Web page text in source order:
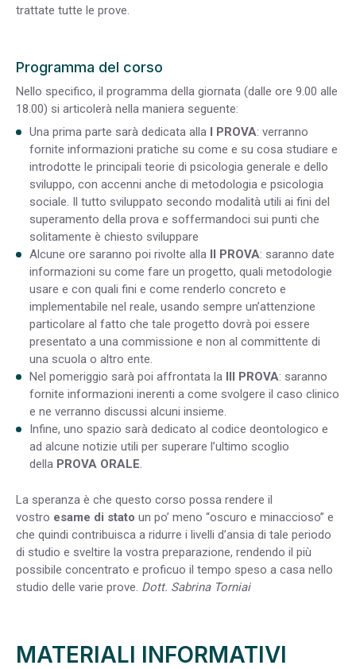
trattate tutte le prove.
Programma del corso
Nello specifico, il programma della giornata (dalle ore 9.00 alle
18.00) si articolerà nella maniera seguente:
Una prima parte sarà dedicata alla
I PROVA: verranno
fornite informazioni pratiche su come e su cosa studiare e
introdotte le principali teorie di psicologia generale e dello
sviluppo, con accenni anche di metodologia e psicologia
sociale. Il tutto sviluppato secondo modalità utili ai fini del
superamento della prova e soffermandoci sui punti che
solitamente è chiesto sviluppare
Alcune ore saranno poi rivolte alla
II PROVA: saranno date
informazioni su come fare un progetto, quali metodologie
usare e con quali fini e come renderlo concreto e
implementabile nel reale, usando sempre un’attenzione
particolare al fatto che tale progetto dovrà poi essere
presentato a una commissione e non al committente di
una scuola o altro ente.
Nel pomeriggio sarà poi affrontata la
III PROVA: saranno
fornite informazioni inerenti a come svolgere il caso clinico
e ne verranno discussi alcuni insieme.
Infine, uno spazio sarà dedicato al codice deontologico e
ad alcune notizie utili per superare l’ultimo scoglio
della PROVA ORALE.
La speranza è che questo corso possa rendere il
vostro esame di stato un po’ meno “oscuro e minaccioso” e
che quindi contribuisca a ridurre i livelli d’ansia di tale periodo
di studio e sveltire la vostra preparazione, rendendo il più
possibile concentrato e proficuo il tempo speso a casa nello
studio delle varie prove. Dott. Sabrina Torniai
MATERIALI INFORMATIVI